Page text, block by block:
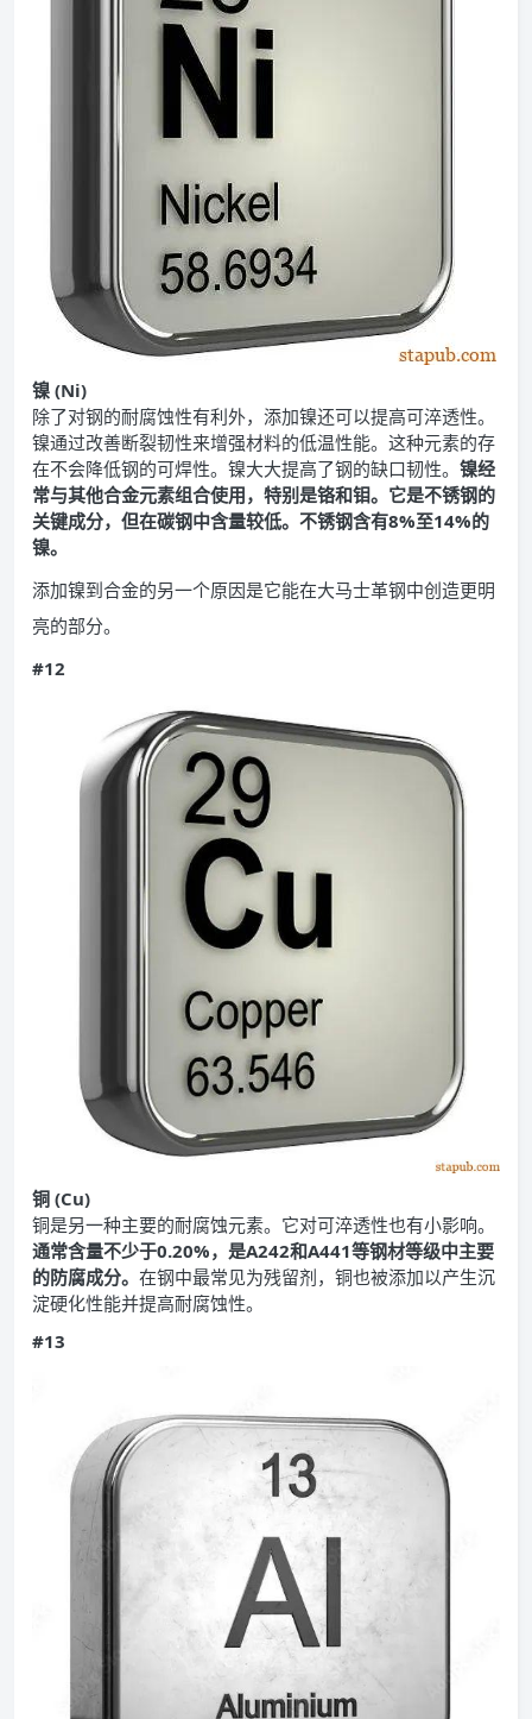
镍 (Ni)
除了对钢的耐腐蚀性有利外，添加镍还可以提高可淬透性。
镍通过改善断裂韧性来增强材料的低温性能。这种元素的存
在不会降低钢的可焊性。镍大大提高了钢的缺口韧性。 镍经
常与其他合金元素组合使用，特别是铬和钼。它是不锈钢的
关键成分，但在碳钢中含量较低。不锈钢含有8%至14%的
镍。
添加镍到合金的另一个原因是它能在大马士革钢中创造更明
亮的部分。
#12
铜 (Cu)
铜是另一种主要的耐腐蚀元素。它对可淬透性也有小影响。
通常含量不少于0.20%，是A242和A441等钢材等级中主要
的防腐成分。 在钢中最常见为残留剂，铜也被添加以产生沉
淀硬化性能并提高耐腐蚀性。
#13